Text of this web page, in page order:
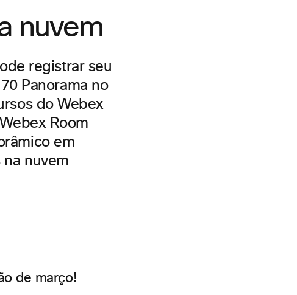
nuvem
registrar seu
Panorama no
do Webex
Room
em
nuvem
de março!